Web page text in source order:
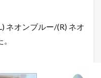
ネオンブルー/(R) ネオ